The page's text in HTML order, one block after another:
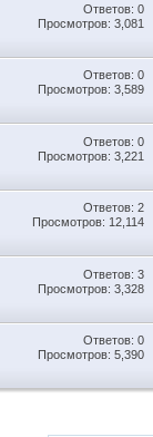
Ответов: 0
Просмотров: 3,081
Ответов: 0
Просмотров: 3,589
Ответов: 0
Просмотров: 3,221
Ответов: 2
Просмотров: 12,114
Ответов: 3
Просмотров: 3,328
Ответов: 0
Просмотров: 5,390